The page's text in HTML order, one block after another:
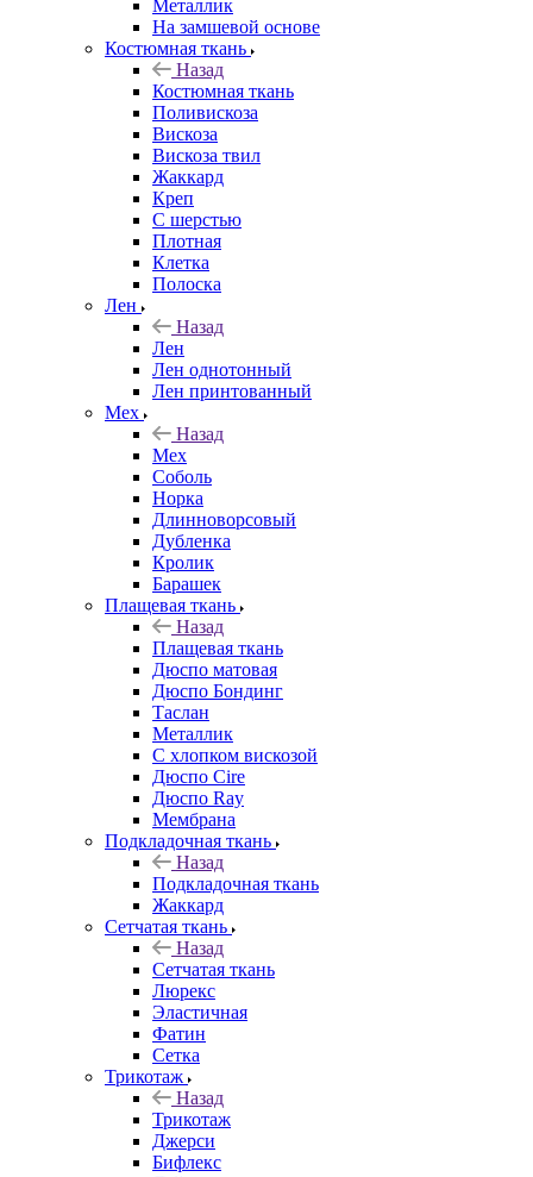
Металлик
На замшевой основе
Костюмная ткань
Назад
Костюмная ткань
Поливискоза
Вискоза
Вискоза твил
Жаккард
Креп
С шерстью
Плотная
Клетка
Полоска
Лен
Назад
Лен
Лен однотонный
Лен принтованный
Мех
Назад
Мех
Соболь
Норка
Длинноворсовый
Дубленка
Кролик
Барашек
Плащевая ткань
Назад
Плащевая ткань
Дюспо матовая
Дюспо Бондинг
Таслан
Металлик
С хлопком вискозой
Дюспо Cire
Дюспо Ray
Мембрана
Подкладочная ткань
Назад
Подкладочная ткань
Жаккард
Сетчатая ткань
Назад
Сетчатая ткань
Люрекс
Эластичная
Фатин
Сетка
Трикотаж
Назад
Трикотаж
Джерси
Бифлекс